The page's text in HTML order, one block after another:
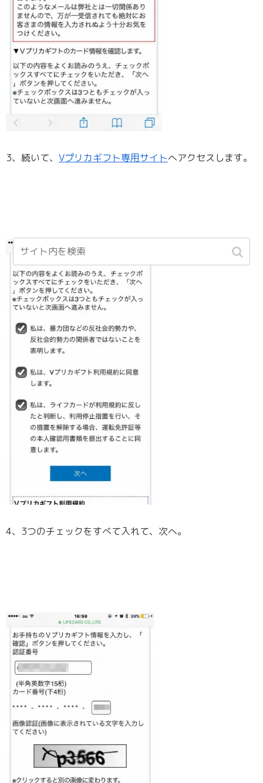
3、続いて、 Vプリカギフト専用サイトへアクセスします。
4、3つのチェックをすべて入れて、次へ。